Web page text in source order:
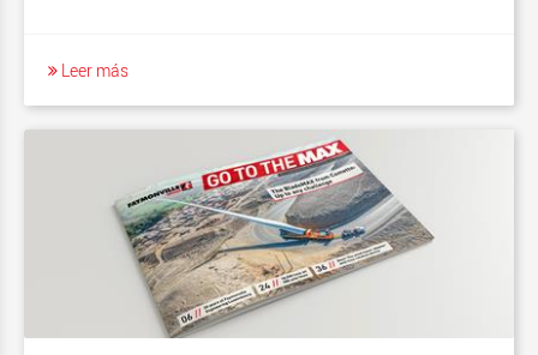
Leer más